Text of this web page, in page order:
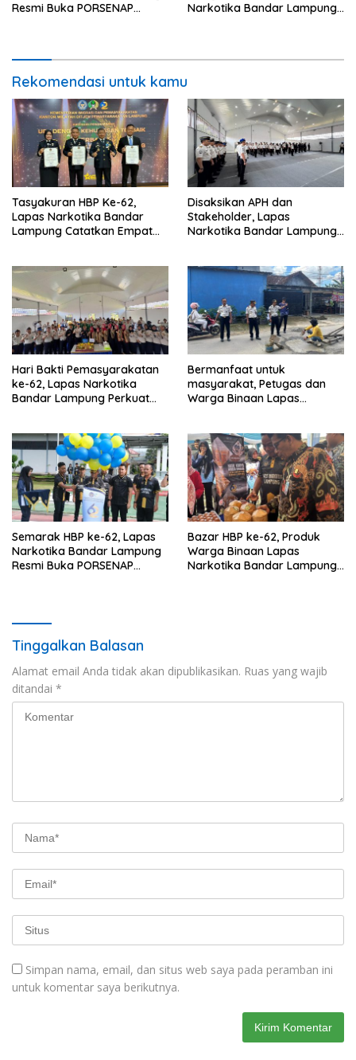
Resmi Buka PORSENAP
Narkotika Bandar Lampung
Rekomendasi untuk kamu
Tasyakuran HBP Ke-62,
Lapas Narkotika Bandar
Lampung Catatkan Empat
Disaksikan APH dan
Stakeholder, Lapas
Narkotika Bandar Lampung
Halinar
Hari Bakti Pemasyarakatan
ke-62, Lapas Narkotika
Bandar Lampung Perkuat
Bermanfaat untuk
masyarakat, Petugas dan
Warga Binaan Lapas
Semarak HBP ke-62, Lapas
Narkotika Bandar Lampung
Resmi Buka PORSENAP
Bazar HBP ke-62, Produk
Warga Binaan Lapas
Narkotika Bandar Lampung
Tinggalkan Balasan
Alamat email Anda tidak akan dipublikasikan. Ruas yang wajib
ditandai *
Simpan nama, email, dan situs web saya pada peramban ini
untuk komentar saya berikutnya.